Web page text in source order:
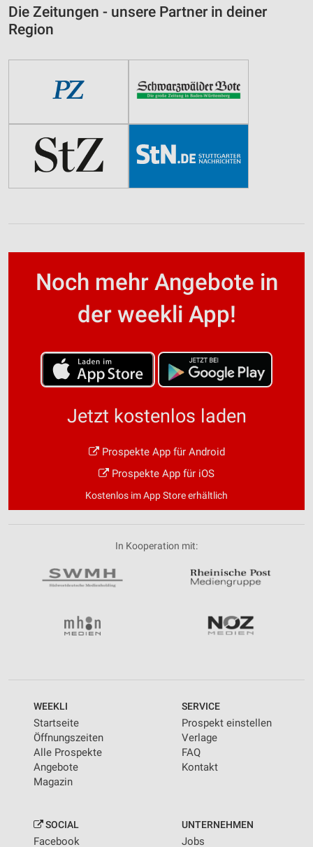
Die Zeitungen - unsere Partner in deiner
Region
Noch mehr Angebote in
der weekli App!
Jetzt kostenlos laden
Prospekte App für Android
Prospekte App für iOS
Kostenlos im App Store erhältlich
In Kooperation mit:
WEEKLI
Startseite
Öffnungszeiten
Alle Prospekte
Angebote
Magazin
SERVICE
Prospekt einstellen
Verlage
FAQ
Kontakt
SOCIAL
Facebook
UNTERNEHMEN
Jobs